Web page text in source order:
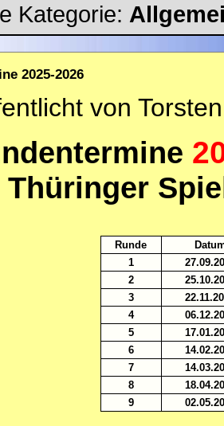
Kategorie:
2025-2026
von Torsten
Thüringer
Runde
1
2
3
4
5
6
7
8
9